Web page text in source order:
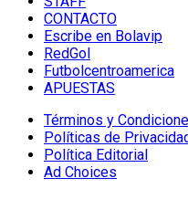
CONTACTO
Escribe en Bolavip
RedGol
Futbolcentroamerica
APUESTAS
Términos y
Políticas de
Política Editorial
Ad Choices